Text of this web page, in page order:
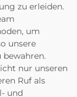
zu erleiden.
um
unsere
nur unseren
Ruf als
und